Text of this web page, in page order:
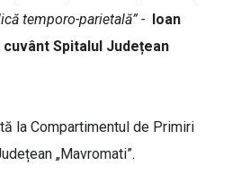
temporo-parietală” -
Ioan
Spitalul Județean
la Compartimentul de Primiri
„Mavromati”.